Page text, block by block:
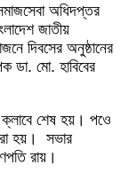
অধিদপ্তর
জাতীয়
দিবসের অনুষ্ঠানের
ডা. মো. হাবিবের
ক্লাবে শেষ হয়। পওে
হয়। সভার
রায়।